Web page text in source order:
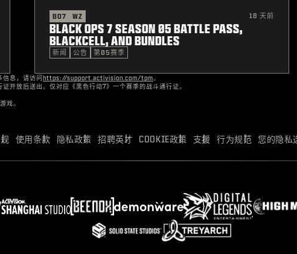
BO7 WZ 18 天前
BLACK OPS 7 SEASON 05 BATTLE PASS,
BLACKCELL, AND BUNDLES
新闻 公告 第05赛季
息，请访问 https://support.activision.com/tpm。​
开放后送出。仅对应《黑色行动7》一个赛季的战斗通行证。
戏。
使用条款 隐私政策 招聘英才 COOKIE政策 支援 行为规范 您的隐私